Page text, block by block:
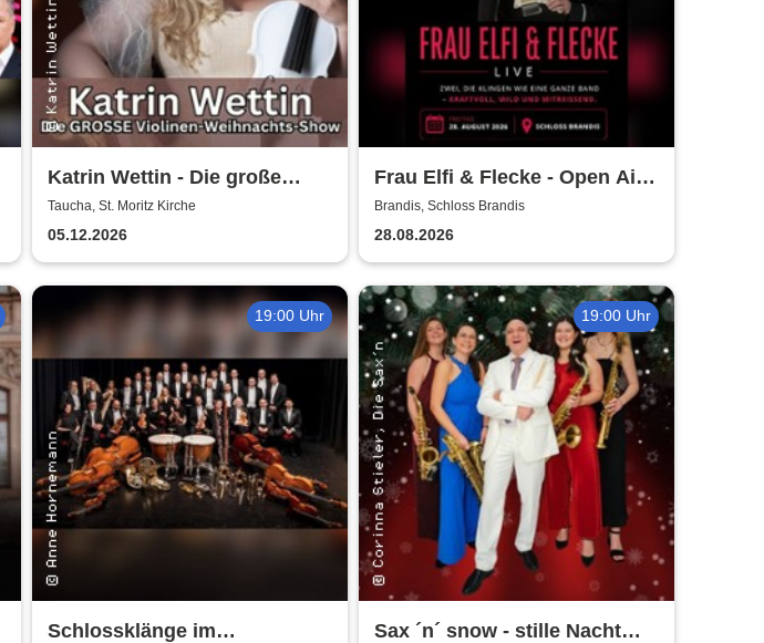
Katrin Wettin - Die große
Violinen-Weihnachts-Show
Taucha, St. Moritz Kirche
05.12.2026
Frau Elfi & Flecke - Open Air
Konzert
Brandis, Schloss Brandis
28.08.2026
19:00 Uhr
Schlossklänge im
19:00 Uhr
Sax ´n´ snow - stille Nacht